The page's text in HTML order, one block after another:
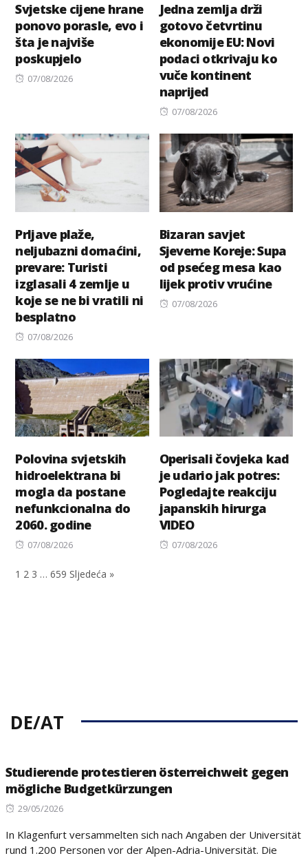
Svjetske cijene hrane
ponovo porasle, evo i
šta je najviše
poskupjelo
Posted
07/08/2026
Jedna zemlja drži
gotovo četvrtinu
ekonomije EU: Novi
podaci otkrivaju ko
vuče kontinent
naprijed
Posted
07/08/2026
Prljave plaže,
neljubazni domaćini,
prevare: Turisti
izglasali 4 zemlje u
koje se ne bi vratili ni
besplatno
Posted
07/08/2026
Bizaran savjet
Sjeverne Koreje: Supa
od psećeg mesa kao
lijek protiv vrućine
Posted
07/08/2026
Polovina svjetskih
hidroelektrana bi
mogla da postane
nefunkcionalna do
2060. godine
Posted
07/08/2026
Operisali čovjeka kad
je udario jak potres:
Pogledajte reakciju
japanskih hirurga
VIDEO
Posted
07/08/2026
1 2 3 … 659 Sljedeća »
DE/AT
Studierende protestieren österreichweit gegen
mögliche Budgetkürzungen
Posted
29/05/2026
In Klagenfurt versammelten sich nach Angaben der Universität
rund 1.200 Personen vor der Alpen-Adria-Universität. Die